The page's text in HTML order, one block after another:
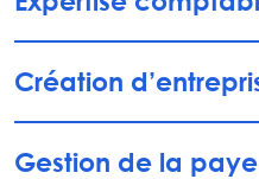
Création
Gestion de la paye